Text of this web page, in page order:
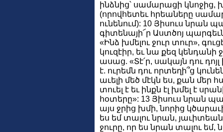
ինձնից՝ սամարացի կնոջից,
(որովհետեւ հրեաները
ունենում): 10 Յիսուս
գիտենայի՜ր Աստծոյ
«Ինձ խմելու ջուր տուր»,
կուզէիր, եւ նա քեզ կենդանի
ասաց. «Տէ՛ր, սակայն դու
է. ուրեմն դու որտեղի՞ց
աւելի մեծ մէկն ես, քան մեր
տուել է եւ ինքն էլ խմել է
հօտերը»: 13 Յիսուս նրան
այս ջրից խմի, նորից
ես եմ տալու նրան,
ջուրը, որ ես նրան տալու եմ,